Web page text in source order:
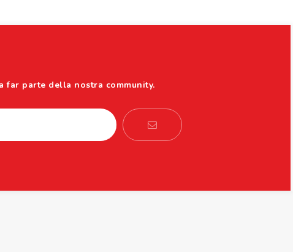
far parte della nostra community.